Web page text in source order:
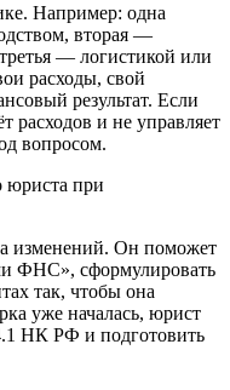
Например: одна
вторая —
— логистикой или
расходы, свой
результат. Если
расходов и не управляет
вопросом.
юриста при
изменений. Он поможет
ФНС», сформулировать
так, чтобы она
уже началась, юрист
НК РФ и подготовить